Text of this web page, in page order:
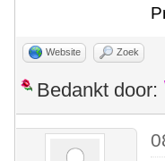
Website Zoek
Bedankt door: